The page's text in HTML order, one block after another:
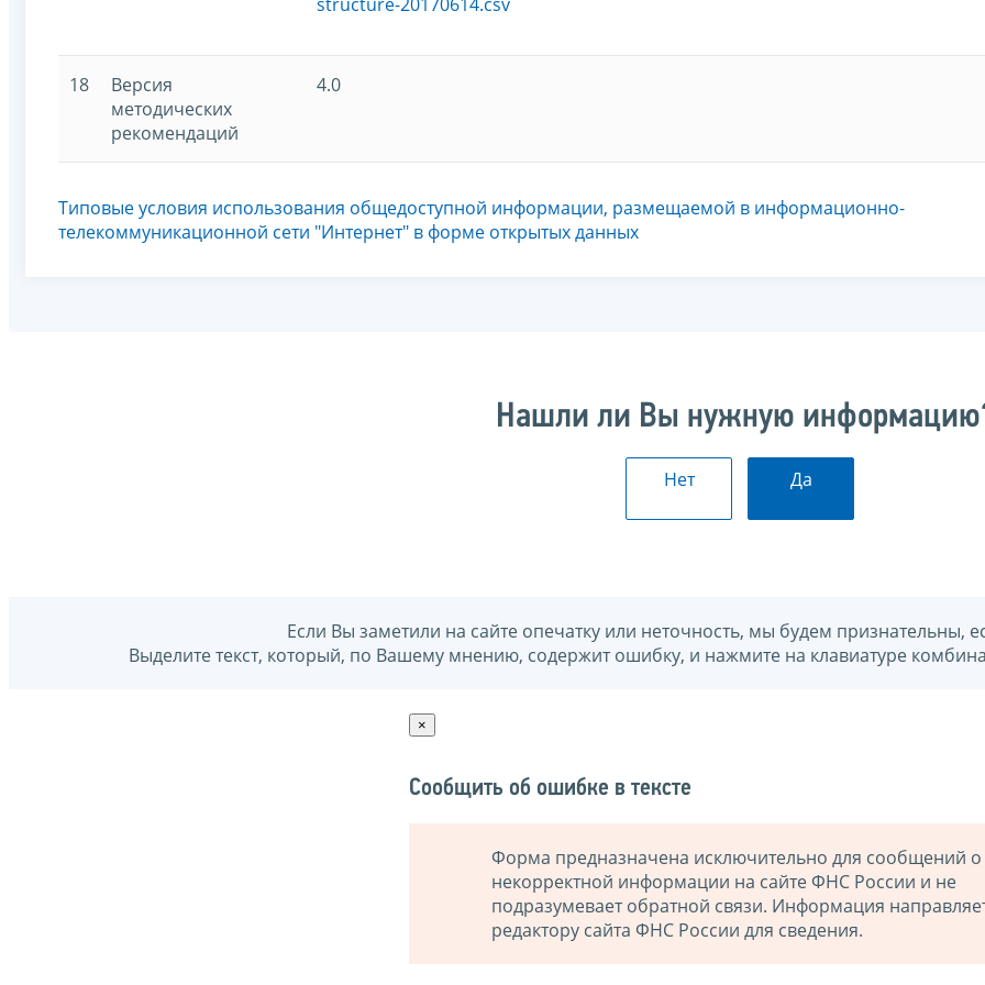
18
Версия
методических
рекомендаций
4.0
Типовые условия использования общедоступной информации, размещаемой в информационно-
телекоммуникационной сети "Интернет" в форме открытых данных
Нашли ли Вы нужную
Нет Да
Если Вы заметили на сайте опечатку или неточность, мы будем признательны,
Выделите текст, который, по Вашему мнению, содержит ошибку, и нажмите на клавиатуре
×
Сообщить об ошибке в тексте
Форма предназначена исключительно для сообщений о
некорректной информации на сайте ФНС России и не
подразумевает обратной связи. Информация
редактору сайта ФНС России для сведения.